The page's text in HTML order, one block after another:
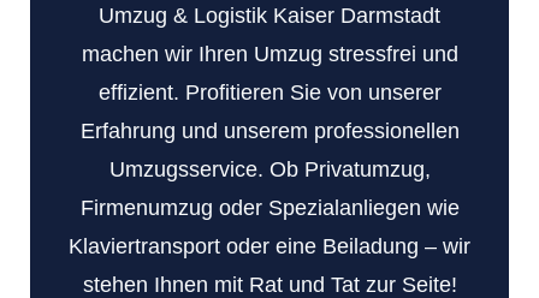
Umzug & Logistik Kaiser Darmstadt
machen wir Ihren Umzug stressfrei und
effizient. Profitieren Sie von unserer
Erfahrung und unserem professionellen
Umzugsservice. Ob Privatumzug,
Firmenumzug oder Spezialanliegen wie
Klaviertransport oder eine Beiladung – wir
stehen Ihnen mit Rat und Tat zur Seite!